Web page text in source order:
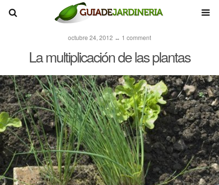
octubre 24, 2012 ↔ 1 comment
La multiplicación de las plantas